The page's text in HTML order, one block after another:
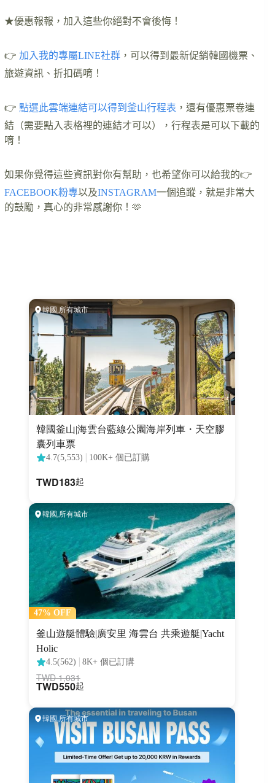
★優惠報報，加入這些你絕對不會後悔！
👉 加入我的專屬LINE社群 ，可以得到最新促銷韓國機票、
旅遊資訊、折扣碼唷！
👉 點選此雲端連結可以得到釜山行程表 ，還有優惠票卷連
結（需要點入表格裡的連結才可以），行程表是可以下載的
唷！
如果你覺得這些資訊對你有幫助，也希望你可以給我的👉
FACEBOOK粉專以及INSTAGRAM一個追蹤，就是非常大
的鼓勵，真心的非常感謝你！🫶